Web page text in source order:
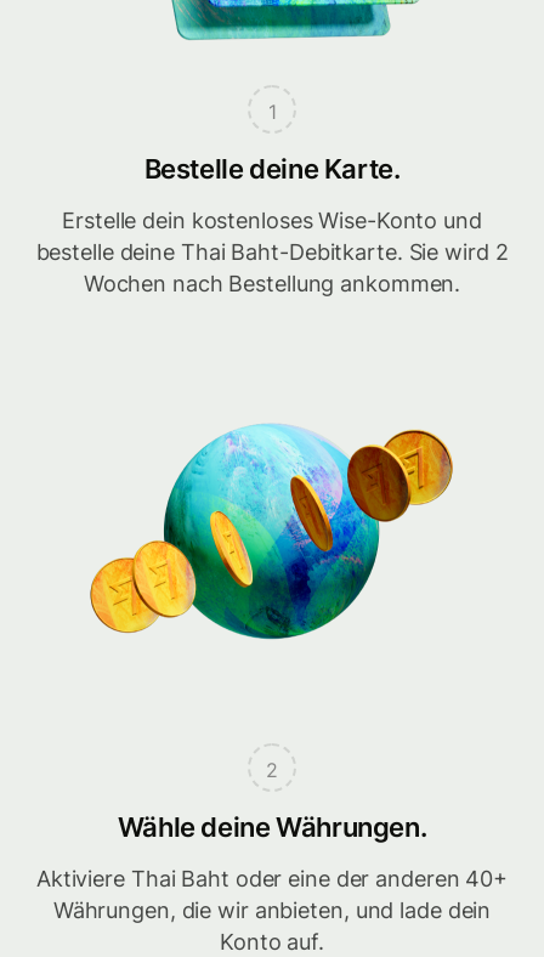
1
Bestelle deine Karte.
Erstelle dein kostenloses Wise-Konto und
bestelle deine Thai Baht-Debitkarte. Sie wird 2
Wochen nach Bestellung ankommen.
2
Wähle deine Währungen.
Aktiviere Thai Baht oder eine der anderen 40+
Währungen, die wir anbieten, und lade dein
Konto auf.